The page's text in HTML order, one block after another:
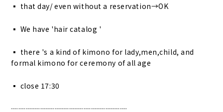
▪︎ that day/ even without a reservation→OK
▪︎ We have 'hair catalog '
▪︎ there 's a kind of kimono for lady,men,child, and
formal kimono for ceremony of all age
▪︎ close 17:30
┈┈┈┈┈┈┈┈┈┈┈┈┈┈┈┈